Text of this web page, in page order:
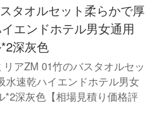
タオルセット柔らかで厚
エンドホテル男女通用
深灰色
リアZM 01竹のバスタオルセッ
水速乾ハイエンドホテル男女
*2深灰色【相場見積り価格評